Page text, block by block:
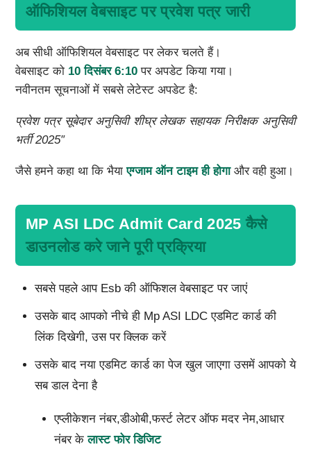
ऑफिशियल वेबसाइट पर प्रवेश पत्र जारी
अब सीधी ऑफिशियल वेबसाइट पर लेकर चलते हैं।
वेबसाइट को 10 दिसंबर 6:10पर अपडेट किया गया।
नवीनतम सूचनाओं में सबसे लेटेस्ट अपडेट है:
प्रवेश पत्र सूबेदार अनुसिवी शीघ्र लेखक सहायक निरीक्षक अनुसिवी
भर्ती 2025″
जैसे हमने कहा था कि भैयाएग्जाम ऑन टाइम ही होगाऔर वही हुआ।
MP ASI LDC Admit Card 2025 कैसे
डाउनलोड करे जाने पूरी प्रक्रिया
सबसे पहले आप Esb की ऑफिशल वेबसाइट पर जाएं
उसके बाद आपको नीचे ही Mp ASI LDC एडमिट कार्ड की
लिंक दिखेगी, उस पर क्लिक करें
उसके बाद नया एडमिट कार्ड का पेज खुल जाएगा उसमें आपको ये
सब डाल देना है
एप्लीकेशन नंबर,डीओबी,फर्स्ट लेटर ऑफ मदर नेम,आधार
नंबर केलास्ट फोर डिजिट